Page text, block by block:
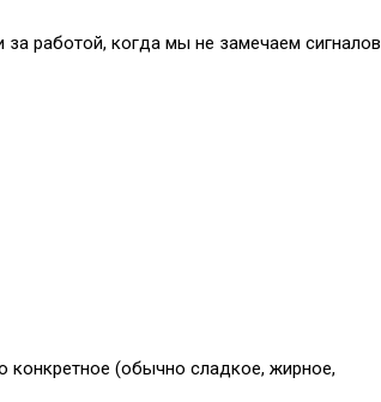
за работой, когда мы не замечаем сигналов
конкретное (обычно сладкое, жирное,